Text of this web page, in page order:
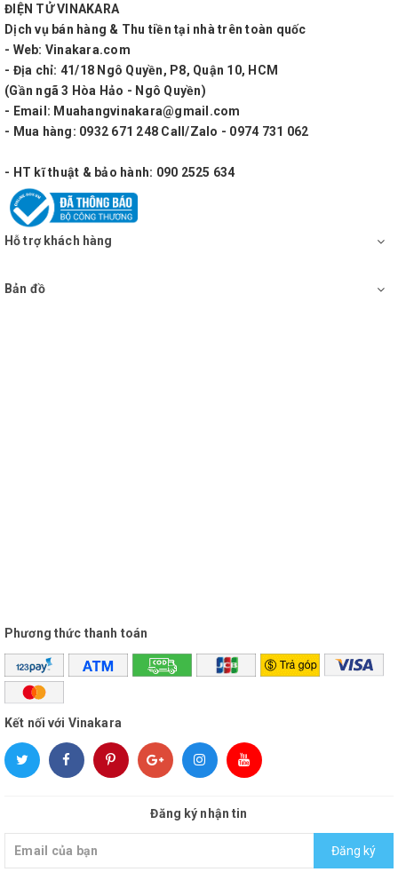
Tay micro kim loại cao cấp đầy đủ nút chỉnh
Phụ kiện đầy đủ, đa năng kèm jac 3.5 gắn trên
oto....
ĐIỆN TỬ VINAKARA
Dịch vụ bán hàng & Thu tiền tại nhà trên toàn quốc
- Web: Vinakara.com
- Địa chỉ: 41/18 Ngô Quyền, P8, Quận 10, HCM
(Gần ngã 3 Hòa Hảo - Ngô Quyền)
- Email: Muahangvinakara@gmail.com
- Mua hàng: 0932 671 248 Call/Zalo - 0974 731 062
- HT kĩ thuật & bảo hành: 090 2525 634
Hỗ trợ khách hàng
Bản đồ
Phương thức thanh toán
Kết nối với Vinakara
Đăng ký nhận tin
Đăng ký